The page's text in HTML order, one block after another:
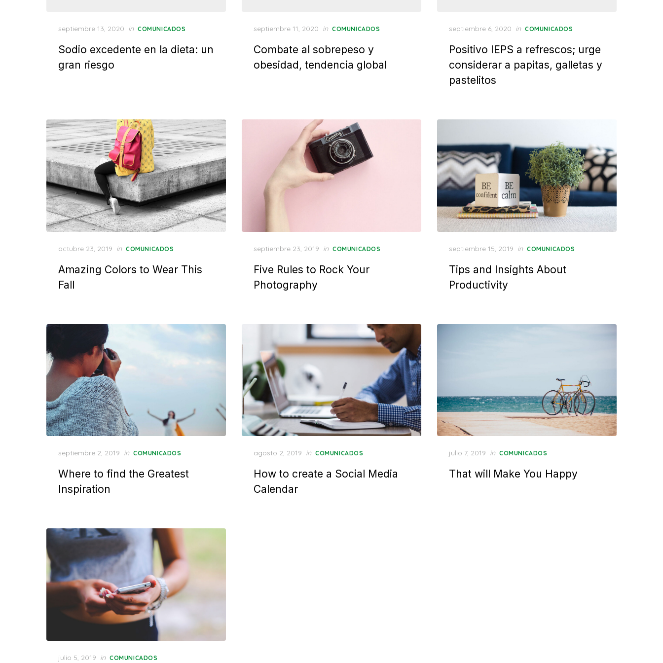
Posted
septiembre 13, 2020 in COMUNICADOS
Sodio excedente en la dieta: un
gran riesgo
Posted
septiembre 11, 2020 in COMUNICADOS
Combate al sobrepeso y
obesidad, tendencia global
Posted
septiembre 6, 2020 in COMUNICADOS
Positivo IEPS a refrescos; urge
considerar a papitas, galletas y
pastelitos
Posted
octubre 23, 2019 in COMUNICADOS
Amazing Colors to Wear This
Fall
Posted
septiembre 23, 2019 in COMUNICADOS
Five Rules to Rock Your
Photography
Posted
septiembre 15, 2019 in COMUNICADOS
Tips and Insights About
Productivity
Posted
septiembre 2, 2019 in COMUNICADOS
Where to find the Greatest
Inspiration
Posted
agosto 2, 2019 in COMUNICADOS
How to create a Social Media
Calendar
Posted
julio 7, 2019 in COMUNICADOS
That will Make You Happy
Posted
julio 5, 2019 in COMUNICADOS